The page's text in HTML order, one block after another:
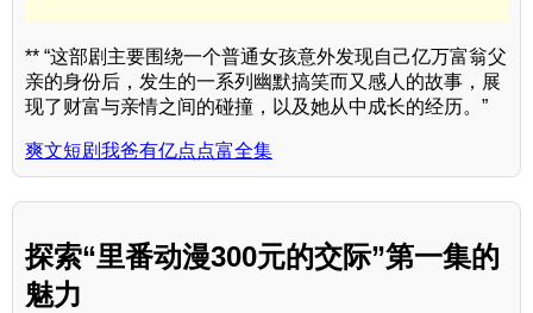
** “这部剧主要围绕一个普通女孩意外发现自己亿万富翁父
亲的身份后，发生的一系列幽默搞笑而又感人的故事，展
现了财富与亲情之间的碰撞，以及她从中成长的经历。”
爽文短剧我爸有亿点点富全集
探索“里番动漫300元的交际”第一集的
魅力